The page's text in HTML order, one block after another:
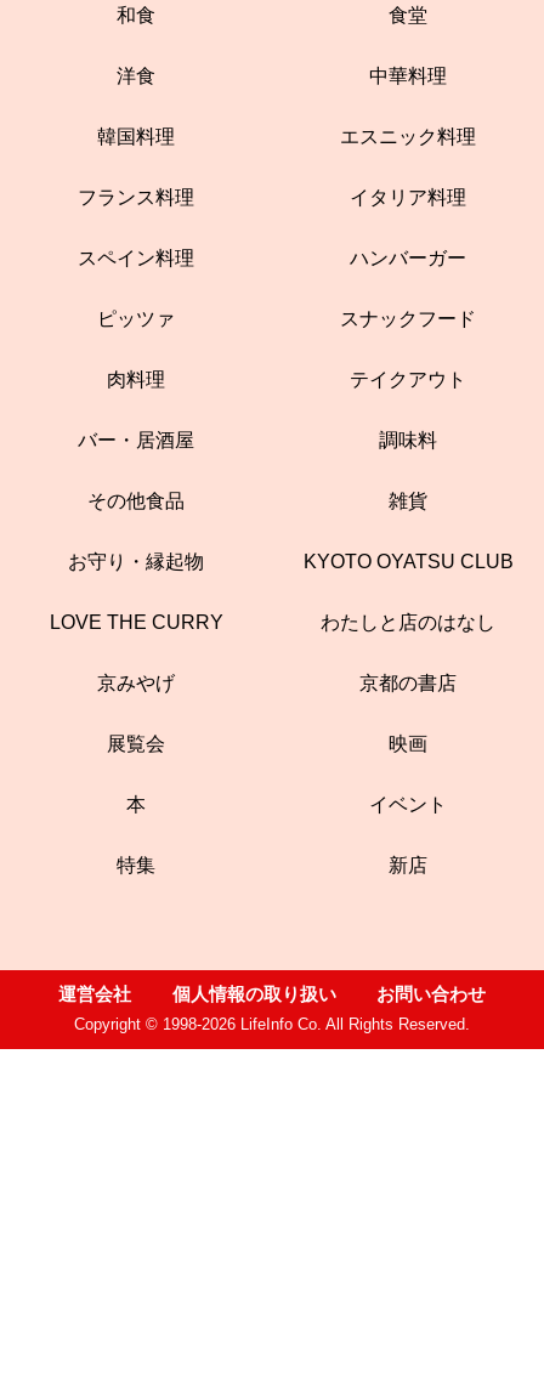
和食 食堂
洋食 中華料理
韓国料理 エスニック料理
フランス料理 イタリア料理
スペイン料理 ハンバーガー
ピッツァ スナックフード
肉料理 テイクアウト
バー・居酒屋 調味料
その他食品 雑貨
お守り・縁起物 KYOTO OYATSU CLUB
LOVE THE CURRY わたしと店のはなし
京みやげ 京都の書店
展覧会 映画
本 イベント
特集 新店
運営会社 個人情報の取り扱い お問い合わせ
Copyright © 1998-2026 LifeInfo Co. All Rights Reserved.